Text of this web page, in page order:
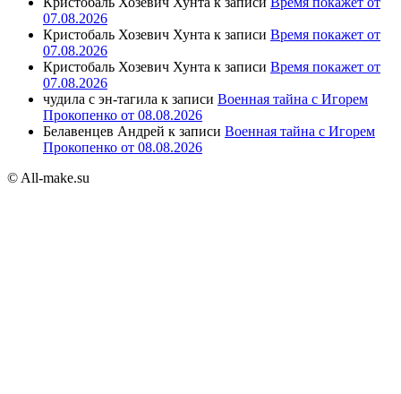
07.08.2026
Кристобаль Хозевич Хунта к записи Время покажет от
07.08.2026
Кристобаль Хозевич Хунта к записи Время покажет от
07.08.2026
чудила с эн-тагила к записи Военная тайна с Игорем
Прокопенко от 08.08.2026
Белавенцев Андрей к записи Военная тайна с Игорем
Прокопенко от 08.08.2026
© All-make.su